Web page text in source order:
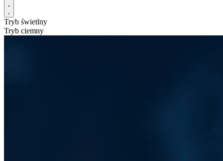
Tryb świetlny
Tryb ciemny